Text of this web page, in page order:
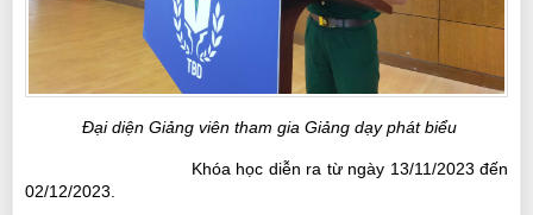
Đại diện Giảng viên tham gia Giảng dạy phát biểu
Khóa học diễn ra từ ngày 13/11/2023đến
02/12/2023